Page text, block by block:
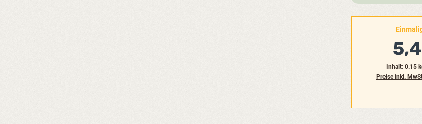
Inhalt: 0.15
Preise inkl.